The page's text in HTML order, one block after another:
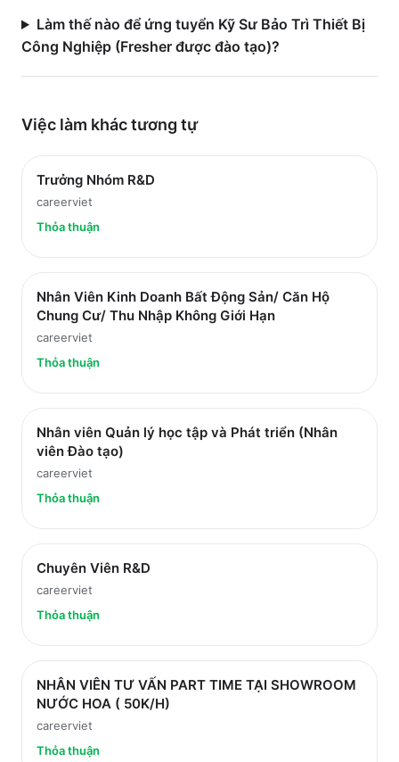
Làm thế nào để ứng tuyển Kỹ Sư Bảo Trì Thiết Bị
Công Nghiệp (Fresher được đào tạo)?
Việc làm kháctương tự
Trưởng Nhóm R&D
careerviet
Thỏa thuận
Nhân Viên Kinh Doanh Bất Động Sản/ Căn Hộ
Chung Cư/ Thu Nhập Không Giới Hạn
careerviet
Thỏa thuận
Nhân viên Quản lý học tập và Phát triển (Nhân
viên Đào tạo)
careerviet
Thỏa thuận
Chuyên Viên R&D
careerviet
Thỏa thuận
NHÂN VIÊN TƯ VẤN PART TIME TẠI SHOWROOM
NƯỚC HOA ( 50K/H)
careerviet
Thỏa thuận